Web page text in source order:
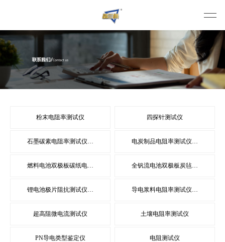
粉末电阻率测试仪 四探针测试仪
石墨碳素电阻率测试仪… 电炭制品电阻率测试仪…
燃料电池双极板碳纸电… 全钒流电池双极板炭毡…
锂电池极片阻抗测试仪… 导电浆料电阻率测试仪…
超高阻微电流测试仪 土壤电阻率测试仪
PN导电类型鉴定仪 电阻测试仪